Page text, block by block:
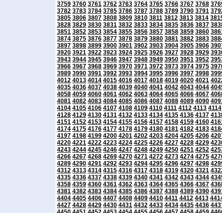
3759 3760 3761 3762 3763 3764 3765 3766 3767 3768
3782 3783 3784 3785 3786 3787 3788 3789 3790 3791
3805 3806 3807 3808 3809 3810 3811 3812 3813 3814
3828 3829 3830 3831 3832 3833 3834 3835 3836 3837
3851 3852 3853 3854 3855 3856 3857 3858 3859 3860
3874 3875 3876 3877 3878 3879 3880 3881 3882 3883
3897 3898 3899 3900 3901 3902 3903 3904 3905 3906
3920 3921 3922 3923 3924 3925 3926 3927 3928 3929
3943 3944 3945 3946 3947 3948 3949 3950 3951 3952
3966 3967 3968 3969 3970 3971 3972 3973 3974 3975
3989 3990 3991 3992 3993 3994 3995 3996 3997 3998
4012 4013 4014 4015 4016 4017 4018 4019 4020 4021
4035 4036 4037 4038 4039 4040 4041 4042 4043 4044
4058 4059 4060 4061 4062 4063 4064 4065 4066 4067
4081 4082 4083 4084 4085 4086 4087 4088 4089 4090
4104 4105 4106 4107 4108 4109 4110 4111 4112 4113 4114
4128 4129 4130 4131 4132 4133 4134 4135 4136 4137
4151 4152 4153 4154 4155 4156 4157 4158 4159 4160
4174 4175 4176 4177 4178 4179 4180 4181 4182 4183
4197 4198 4199 4200 4201 4202 4203 4204 4205 4206
4220 4221 4222 4223 4224 4225 4226 4227 4228 4229
4243 4244 4245 4246 4247 4248 4249 4250 4251 4252
4266 4267 4268 4269 4270 4271 4272 4273 4274 4275
4289 4290 4291 4292 4293 4294 4295 4296 4297 4298
4312 4313 4314 4315 4316 4317 4318 4319 4320 4321
4335 4336 4337 4338 4339 4340 4341 4342 4343 4344
4358 4359 4360 4361 4362 4363 4364 4365 4366 4367
4381 4382 4383 4384 4385 4386 4387 4388 4389 4390
4404 4405 4406 4407 4408 4409 4410 4411 4412 4413
4427 4428 4429 4430 4431 4432 4433 4434 4435 4436